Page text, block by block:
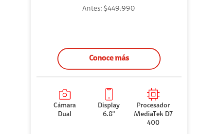
Antes:$449.990
Conoce más
Cámara
Dual
Display
6.8"
Procesador
MediaTek D7
400